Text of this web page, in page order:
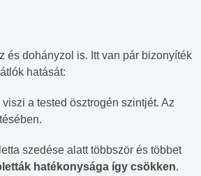
és dohányzol is. Itt van pár bizonyíték
hatását:
a tested ösztrogén szintjét. Az
szedése alatt többször és többet
hatékonysága így csökken.